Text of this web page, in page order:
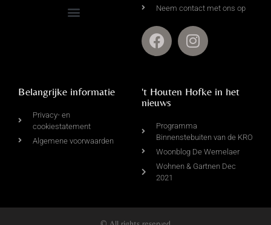
Neem contact met ons op
Belangrijke informatie
Privacy- en
cookiestatement
Algemene voorwaarden
't Houten Hofke in het
nieuws
Programma
Binnenstebuiten van de KRO
Woonblog De Wemelaer
Wohnen & Gartnen Dec
2021